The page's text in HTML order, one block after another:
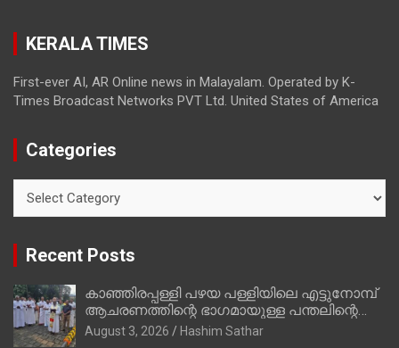
അഖില്‍ മാരാര്‍ ട്വന്റി 20 വിട്ടു
KERALA TIMES
First-ever AI, AR Online news in Malayalam. Operated by K-
Times Broadcast Networks PVT Ltd. United States of America
Categories
Recent Posts
കാഞ്ഞിരപ്പള്ളി പഴയ പള്ളിയിലെ എട്ടുനോമ്പ്
ആചരണത്തിന്റെ ഭാഗമായുള്ള പന്തലിന്റെ
കാൽനാട്ട് കർമ്മം ആർച്ച് പ്രീസ്റ്റ് വെരി.
റവ.ഫാ. കുര്യൻ താമരശ്ശേരി നിർവഹിക്കുന്നു.
August 3, 2026 Hashim Sathar